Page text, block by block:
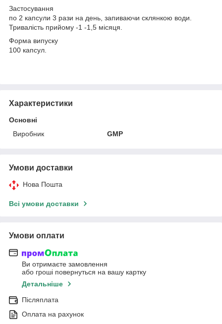
Застосування
по 2 капсули 3 рази на день, запиваючи склянкою води.
Тривалість прийому -1 -1,5 місяця.
Форма випуску
100 капсул.
Характеристики
Основні
Виробник
GMP
Умови доставки
Нова Пошта
Всі умови доставки
Умови оплати
Ви отримаєте замовлення
або гроші повернуться на вашу картку
Детальніше
Післяплата
Оплата на рахунок